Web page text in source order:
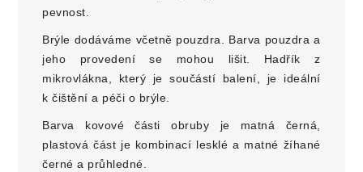
pevnost.
Brýle dodáváme včetně pouzdra. Barva pouzdra a
jeho provedení se mohou lišit. Hadřík z
mikrovlákna, který je součástí balení, je ideální
k čištění a péči o brýle.
Barva kovové části obruby je matná černá,
plastová část je kombinací lesklé a matné žíhané
černé a průhledné.